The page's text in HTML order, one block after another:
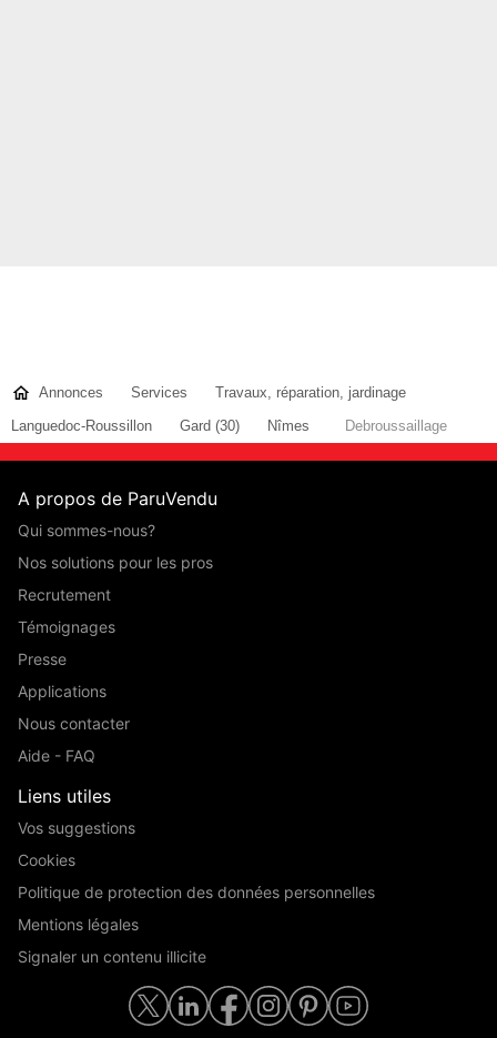
Annonces Services
Travaux, réparation, jardinage
Languedoc-Roussillon
Gard (30) Nîmes Debroussaillage
A propos de ParuVendu
Qui sommes-nous?
Nos solutions pour les pros
Recrutement
Témoignages
Presse
Applications
Nous contacter
Aide - FAQ
Liens utiles
Vos suggestions
Cookies
Politique de protection des données personnelles
Mentions légales
Signaler un contenu illicite